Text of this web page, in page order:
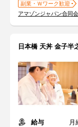
副業・Ｗワーク歓迎
アマゾンジャパン合同
日本橋 天丼 金子半
給与